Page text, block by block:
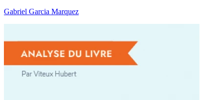
Gabriel Garcia Marquez